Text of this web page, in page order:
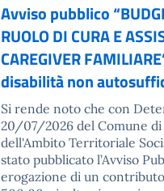
Avviso pubblico
RUOLO DI CURA E
CAREGIVER
disabilità non
Si rende noto che con
20/07/2026 del Comune di
dell'Ambito Territoriale
stato pubblicato l’Avviso
erogazione di un